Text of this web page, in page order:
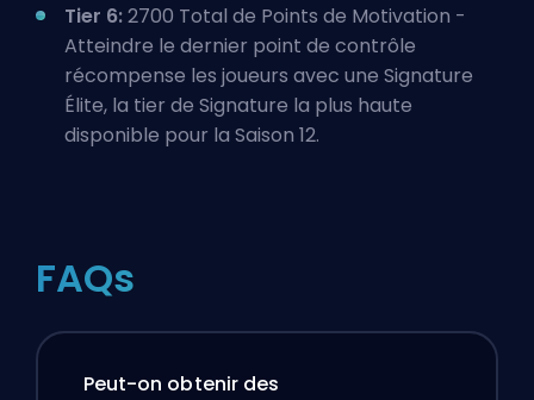
Tier 6:2700 Total de Points de Motivation -
Atteindre le dernier point de contrôle
récompense les joueurs avec une Signature
Élite, la tier de Signature la plus haute
disponible pour la Saison 12.
FAQs
Peut-on obtenir des